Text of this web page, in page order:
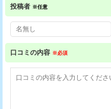
投稿者 ※任意
口コミの内容 ※必須